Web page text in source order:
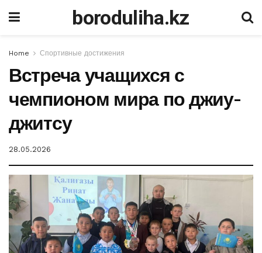
boroduliha.kz
Home Спортивные достижения
Встреча учащихся с
чемпионом мира по джиу-
джитсу
28.05.2026